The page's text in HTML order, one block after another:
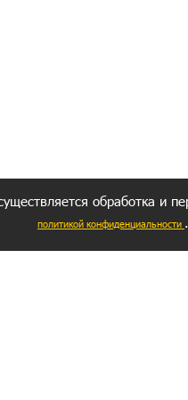
обработка и
политикой конфиденциальности